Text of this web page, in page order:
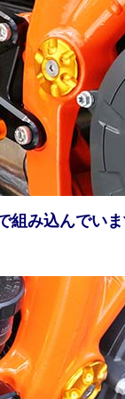
組み込んでい